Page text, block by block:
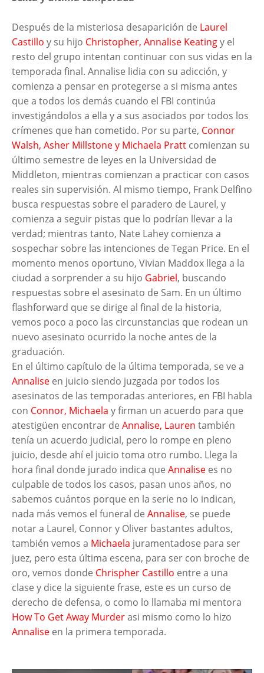
Después de la misteriosa desaparición de Laurel
Castillo y su hijo Christopher, Annalise Keatingy el
resto del grupo intentan continuar con sus vidas en la
temporada final. Annalise lidia con su adicción, y
comienza a pensar en protegerse a si misma antes
que a todos los demás cuando el FBI continúa
investigándolos a ella y a sus asociados por todos los
crímenes que han cometido. Por su parte, Connor
Walsh, Asher Millstone y Michaela Pratt comienzan su
último semestre de leyes en la Universidad de
Middleton, mientras comienzan a practicar con casos
reales sin supervisión. Al mismo tiempo, Frank Delfino
busca respuestas sobre el paradero de Laurel, y
comienza a seguir pistas que lo podrían llevar a la
verdad; mientras tanto, Nate Lahey comienza a
sospechar sobre las intenciones de Tegan Price. En el
momento menos oportuno, Vivian Maddox llega a la
ciudad a sorprender a su hijo Gabriel, buscando
respuestas sobre el asesinato de Sam. En un último
flashforward que se dirige al final de la historia,
vemos poco a poco las circunstancias que rodean un
nuevo asesinato ocurrido la noche antes de la
graduación.
En el último capítulo de la última temporada, se ve a
Annalise en juicio siendo juzgada por todos los
asesinatos de las temporadas anteriores, en FBI habla
con Connor, Michaela y firman un acuerdo para que
atestigüen encontrar de Annalise, Lauren también
tenía un acuerdo judicial, pero lo rompe en pleno
juicio, desde ahí el juicio toma otro rumbo. Llega la
hora final donde jurado indica que Annalise es no
culpable de todos los casos, pasan unos años, no
sabemos cuántos porque en la serie no lo indican,
nada más vemos el funeral de Annalise, se puede
notar a Laurel, Connor y Oliver bastantes adultos,
también vemos a Michaela juramentadose para ser
juez, pero esta última escena, para ser con broche de
oro, vemos donde Chrispher Castillo entre a una
clase y dice la siguiente frase, este es un curso de
derecho de defensa, o como lo llamaba mi mentora
How To Get Away Murderasi mismo como lo hizo
Annalise en la primera temporada.